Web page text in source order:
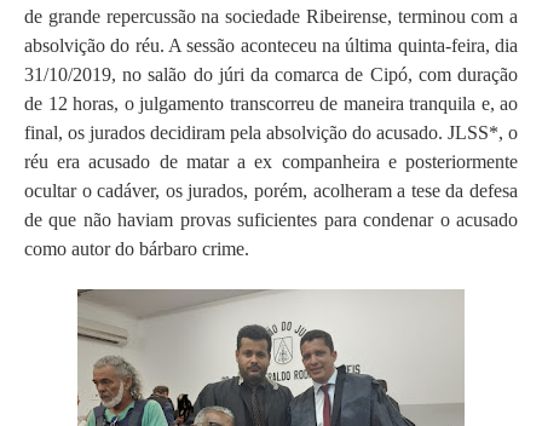
de grande repercussão na sociedade Ribeirense, terminou com a
absolvição do réu. A sessão aconteceu na última quinta-feira, dia
31/10/2019, no salão do júri da comarca de Cipó, com duração
de 12 horas, o julgamento transcorreu de maneira tranquila e, ao
final, os jurados decidiram pela absolvição do acusado. JLSS*, o
réu era acusado de matar a ex companheira e posteriormente
ocultar o cadáver, os jurados, porém, acolheram a tese da defesa
de que não haviam provas suficientes para condenar o acusado
como autor do bárbaro crime.